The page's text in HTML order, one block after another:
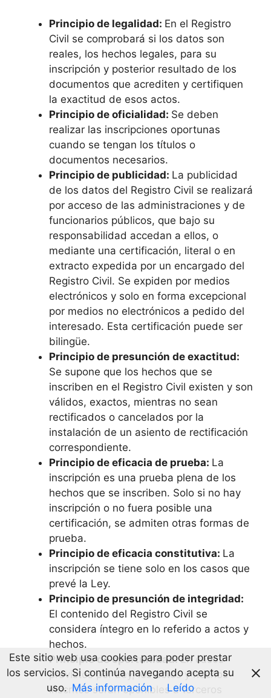
Principio de legalidad: En el Registro
Civil se comprobará si los datos son
reales, los hechos legales, para su
inscripción y posterior resultado de los
documentos que acrediten y certifiquen
la exactitud de esos actos.
Principio de oficialidad: Se deben
realizar las inscripciones oportunas
cuando se tengan los títulos o
documentos necesarios.
Principio de publicidad: La publicidad
de los datos del Registro Civil se realizará
por acceso de las administraciones y de
funcionarios públicos, que bajo su
responsabilidad accedan a ellos, o
mediante una certificación, literal o en
extracto expedida por un encargado del
Registro Civil. Se expiden por medios
electrónicos y solo en forma excepcional
por medios no electrónicos a pedido del
interesado. Esta certificación puede ser
bilingüe.
Principio de presunción de exactitud:
Se supone que los hechos que se
inscriben en el Registro Civil existen y son
válidos, exactos, mientras no sean
rectificados o cancelados por la
instalación de un asiento de rectificación
correspondiente.
Principio de eficacia de prueba: La
inscripción es una prueba plena de los
hechos que se inscriben. Solo si no hay
inscripción o no fuera posible una
certificación, se admiten otras formas de
prueba.
Principio de eficacia constitutiva: La
inscripción se tiene solo en los casos que
prevé la Ley.
Principio de presunción de integridad:
El contenido del Registro Civil se
considera íntegro en lo referido a actos y
hechos.
Principio de oportunidad:En casos
previstos por Ley, los actos y hechos
inscritos serán oponibles a terceros
Este sitio web usa cookies para poder prestar
los servicios. Si continúa navegando acepta su
uso. Más información Leído